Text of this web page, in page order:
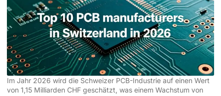
Im Jahr 2026 wird die Schweizer PCB-Industrie auf einen Wert
von 1,15 Milliarden CHF geschätzt, was einem Wachstum von